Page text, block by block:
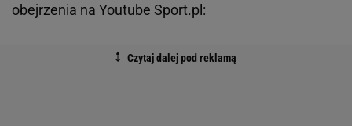
obejrzenia na Youtube Sport.pl :